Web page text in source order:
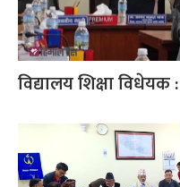
विद्यालय शिक्षा